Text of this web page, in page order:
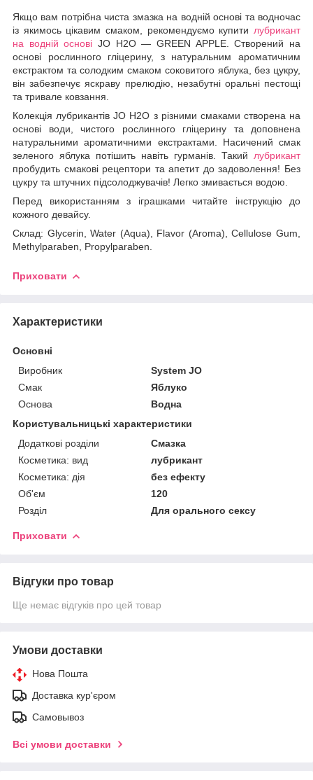
Якщо вам потрібна чиста змазка на водній основі та водночас
із якимось цікавим смаком, рекомендуємо купити лубрикант
на водній основі JO H2O — GREEN APPLE. Створений на
основі рослинного гліцерину, з натуральним ароматичним
екстрактом та солодким смаком соковитого яблука, без цукру,
він забезпечує яскраву прелюдію, незабутні оральні пестощі
та тривале ковзання.
Колекція лубрикантів JO H2O з різними смаками створена на
основі води, чистого рослинного гліцерину та доповнена
натуральними ароматичними екстрактами. Насичений смак
зеленого яблука потішить навіть гурманів. Такий лубрикант
пробудить смакові рецептори та апетит до задоволення! Без
цукру та штучних підсолоджувачів! Легко змивається водою.
Перед використанням з іграшками читайте інструкцію до
кожного девайсу.
Склад: Glycerin, Water (Aqua), Flavor (Aroma), Cellulose Gum,
Methylparaben, Propylparaben.
Приховати
Характеристики
Основні
Виробник
System JO
Смак
Яблуко
Основа
Водна
Користувальницькі характеристики
Додаткові розділи
Смазка
Косметика: вид
лубрикант
Косметика: дія
без ефекту
Об'єм
120
Розділ
Для орального сексу
Приховати
Відгуки про товар
Ще немає відгуків про цей товар
Умови доставки
Нова Пошта
Доставка кур'єром
Самовывоз
Всі умови доставки